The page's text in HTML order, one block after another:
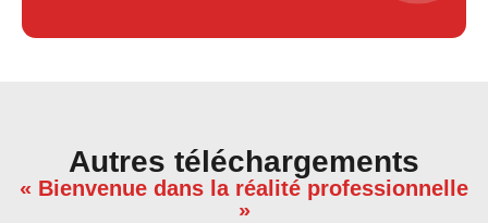
Autres téléchargements
« Bienvenue dans la réalité professionnelle
»